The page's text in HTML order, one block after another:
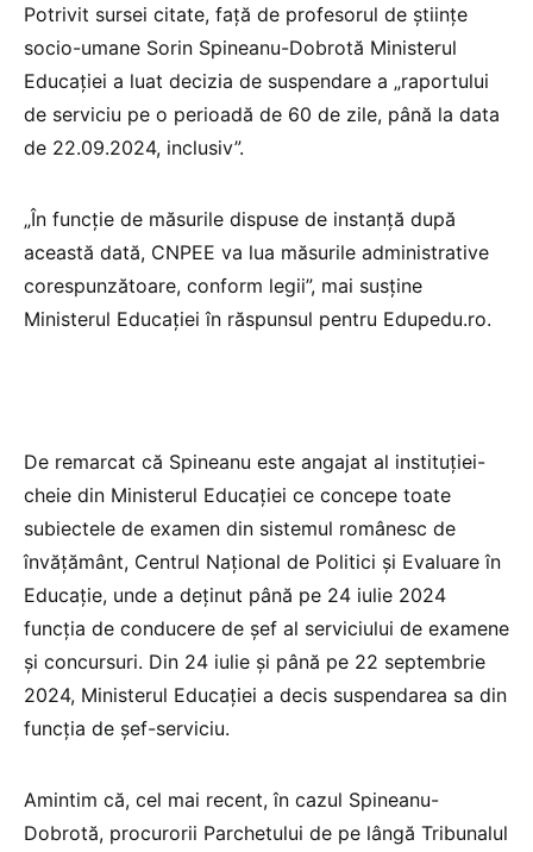
Potrivit sursei citate, față de profesorul de științe
socio-umane Sorin Spineanu-Dobrotă Ministerul
Educației a luat decizia de suspendare a „raportului
de serviciu pe o perioadă de 60 de zile, până la data
de 22.09.2024, inclusiv”.
„În funcție de măsurile dispuse de instanță după
această dată, CNPEE va lua măsurile administrative
corespunzătoare, conform legii”, mai susține
Ministerul Educației în răspunsul pentru Edupedu.ro.
De remarcat că Spineanu este angajat al instituției-
cheie din Ministerul Educației ce concepe toate
subiectele de examen din sistemul românesc de
învățământ, Centrul Național de Politici și Evaluare în
Educație, unde a deținut până pe 24 iulie 2024
funcția de conducere de șef al serviciului de examene
și concursuri. Din 24 iulie și până pe 22 septembrie
2024, Ministerul Educației a decis suspendarea sa din
funcția de șef-serviciu.
Amintim că, cel mai recent, în cazul Spineanu-
Dobrotă, procurorii Parchetului de pe lângă Tribunalul